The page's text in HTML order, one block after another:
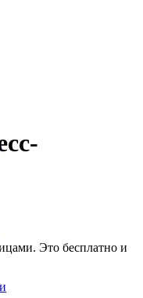
Это бесплатно и